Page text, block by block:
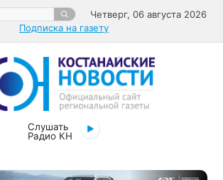
Четверг, 06 августа 2026
Подписка на газету
Слушать
Радио КН